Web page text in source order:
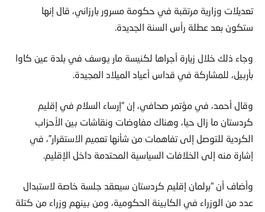
تعديلات وزارية مرتقبة في حكومة مسرور بارزاني، قال إنها
ستكون بعد عطلة رأس السنة الجديدة.
وجاء ذلك خلال زيارة أجراها لكنيسة مار يوسف في بلدة عين كاوا
بأربيل، للمشاركة في قداس أعياد الميلاد المجيدة.
وقال أحمد، في مؤتمر صحافي، إن “إرساء السلام في إقليم
كردستان ما زال حيا، وهناك مفاوضات ونقاشات بين الأحزاب
الكردية للتوصل إلى تفاهمات من شأنها تعميم الاستقرار”، في
إشارة منه إلى الخلافات السياسية المحتدمة داخل الإقليم.
وأضاف أن “برلمان إقليم كردستان سيعقد جلسة خاصة لاستبدال
عدد من الوزراء في الكابينة الحكومية، ومن بينهم وزراء من كتلة